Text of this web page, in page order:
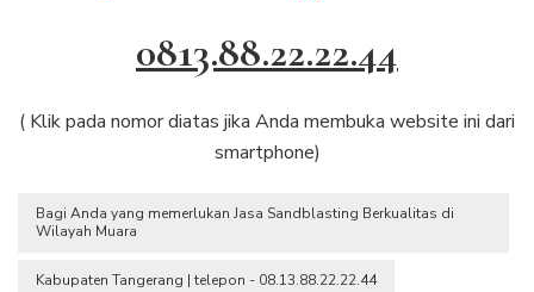
0813.88.22.22.44
( Klik pada nomor diatas jika Anda membuka website ini dari
smartphone)
Bagi Anda yang memerlukan Jasa Sandblasting Berkualitas di
Wilayah Muara
Kabupaten Tangerang | telepon - 08.13.88.22.22.44